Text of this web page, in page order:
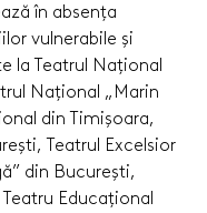
în absența
vulnerabile și
la Teatrul Național
Național „Marin
din Timișoara,
Teatrul Excelsior
din București,
Educațional